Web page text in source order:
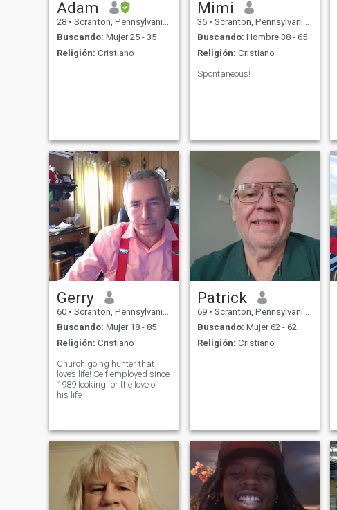
Adam
28 • Scranton, Pennsylvania, Estados Unidos
Buscando: Mujer 25 - 35
Religión: Cristiano
Mimi
36 • Scranton, Pennsylvania, Estados Unidos
Buscando: Hombre 38 - 65
Religión: Cristiano
Spontaneous!
Gerry
60 • Scranton, Pennsylvania, Estados Unidos
Buscando: Mujer 18 - 85
Religión: Cristiano
Church going hunter that
loves life! Self employed since
1989 looking for the love of
his life
Patrick
69 • Scranton, Pennsylvania, Estados Unidos
Buscando: Mujer 62 - 62
Religión: Cristiano